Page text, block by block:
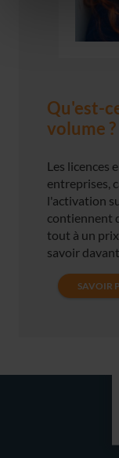
Qu'est-
volume ?
Les licences
entreprises,
l'activation
contiennent
tout à un
savoir
SAVOIR